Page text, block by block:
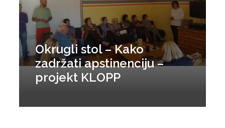
Okrugli stol – Kako
zadržati apstinenciju –
projekt KLOPP